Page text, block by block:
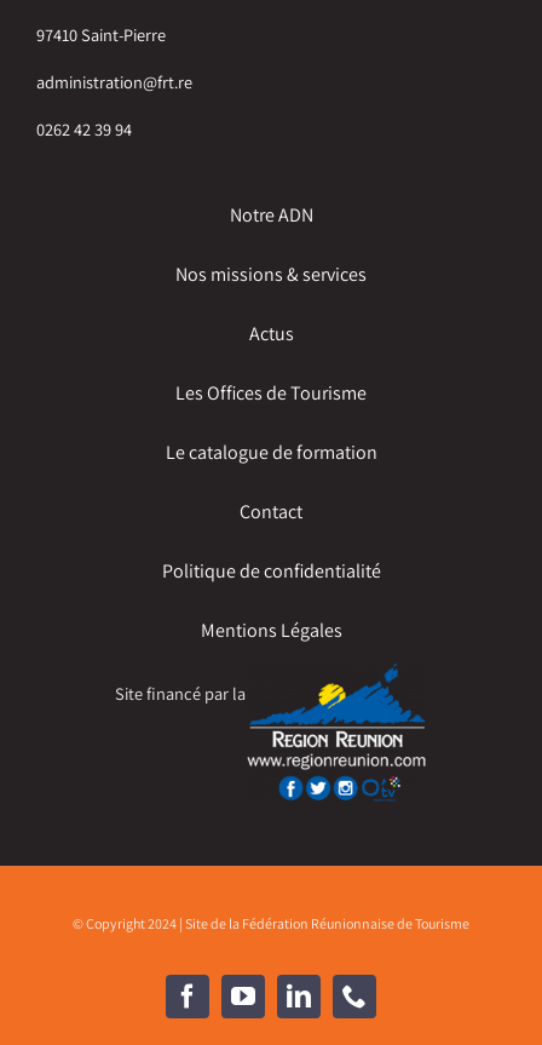
97410 Saint-Pierre
administration@frt.re
0262 42 39 94
Notre ADN
Nos missions & services
Actus
Les Offices de Tourisme
Le catalogue de formation
Contact
Politique de confidentialité
Mentions Légales
Site financé par la
© Copyright 2024 | Site de la Fédération Réunionnaise de Tourisme